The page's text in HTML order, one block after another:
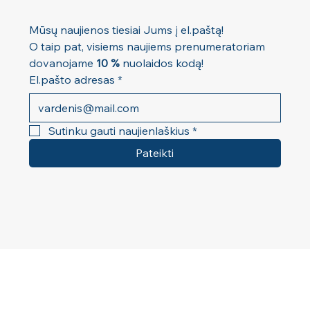
O taip pat, visiems naujiems prenumeratoriam
dovanojame 10 % nuolaidos kodą!
El.pašto adresas *
Sutinku gauti naujienlaškius *
Pateikti